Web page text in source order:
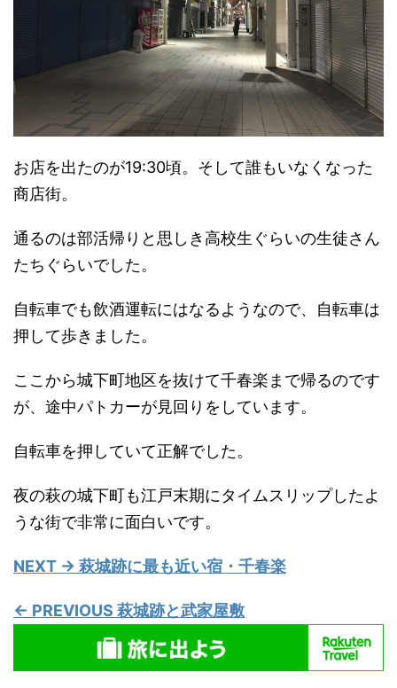
お店を出たのが19:30頃。そして誰もいなくなった
商店街。
通るのは部活帰りと思しき高校生ぐらいの生徒さん
たちぐらいでした。
自転車でも飲酒運転にはなるようなので、自転車は
押して歩きました。
ここから城下町地区を抜けて千春楽まで帰るのです
が、途中パトカーが見回りをしています。
自転車を押していて正解でした。
夜の萩の城下町も江戸末期にタイムスリップしたよ
うな街で非常に面白いです。
NEXT → 萩城跡に最も近い宿・千春楽
← PREVIOUS 萩城跡と武家屋敷